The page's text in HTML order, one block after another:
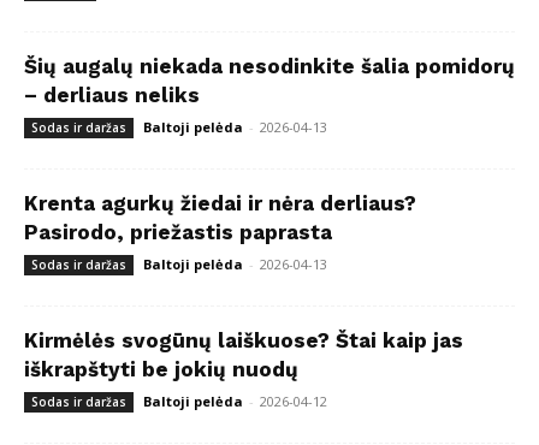
Šių augalų niekada nesodinkite šalia pomidorų
– derliaus neliks
Sodas ir daržas Baltoji pelėda - 2026-04-13
Krenta agurkų žiedai ir nėra derliaus?
Pasirodo, priežastis paprasta
Sodas ir daržas Baltoji pelėda - 2026-04-13
Kirmėlės svogūnų laiškuose? Štai kaip jas
iškrapštyti be jokių nuodų
Sodas ir daržas Baltoji pelėda - 2026-04-12